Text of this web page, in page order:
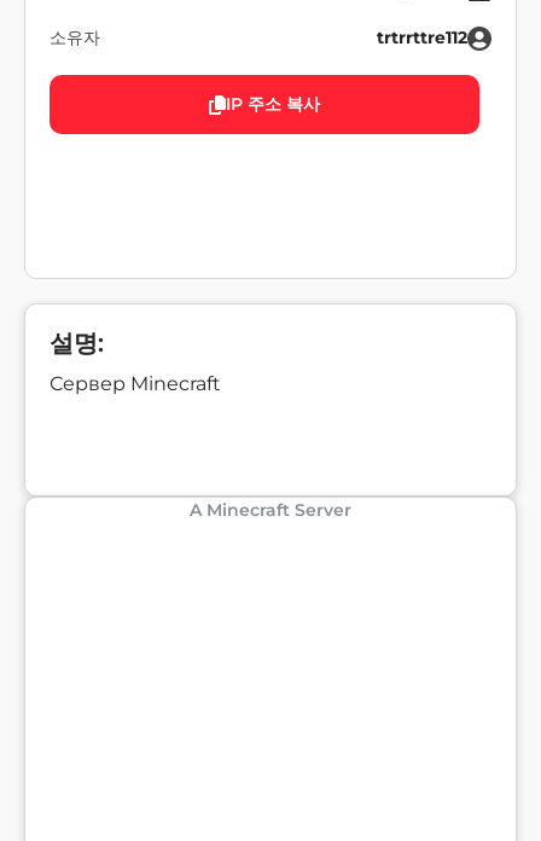
소유자 trtrrttre112
IP 주소 복사
설명:
Сервер Minecraft
A Minecraft Server